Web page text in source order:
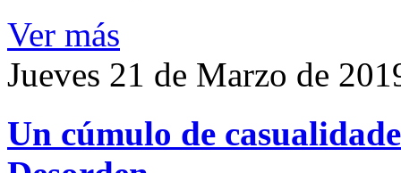
Ver más
Jueves 21 de Marzo de
Un cúmulo de